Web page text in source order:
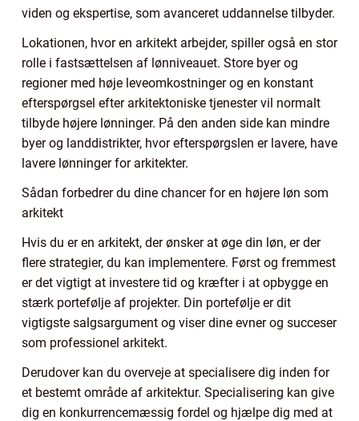
viden og ekspertise, som avanceret uddannelse tilbyder.
Lokationen, hvor en arkitekt arbejder, spiller også en stor
rolle i fastsættelsen af lønniveauet. Store byer og
regioner med høje leveomkostninger og en konstant
efterspørgsel efter arkitektoniske tjenester vil normalt
tilbyde højere lønninger. På den anden side kan mindre
byer og landdistrikter, hvor efterspørgslen er lavere, have
lavere lønninger for arkitekter.
Sådan forbedrer du dine chancer for en højere løn som
arkitekt
Hvis du er en arkitekt, der ønsker at øge din løn, er der
flere strategier, du kan implementere. Først og fremmest
er det vigtigt at investere tid og kræfter i at opbygge en
stærk portefølje af projekter. Din portefølje er dit
vigtigste salgsargument og viser dine evner og succeser
som professionel arkitekt.
Derudover kan du overveje at specialisere dig inden for
et bestemt område af arkitektur. Specialisering kan give
dig en konkurrencemæssig fordel og hjælpe dig med at